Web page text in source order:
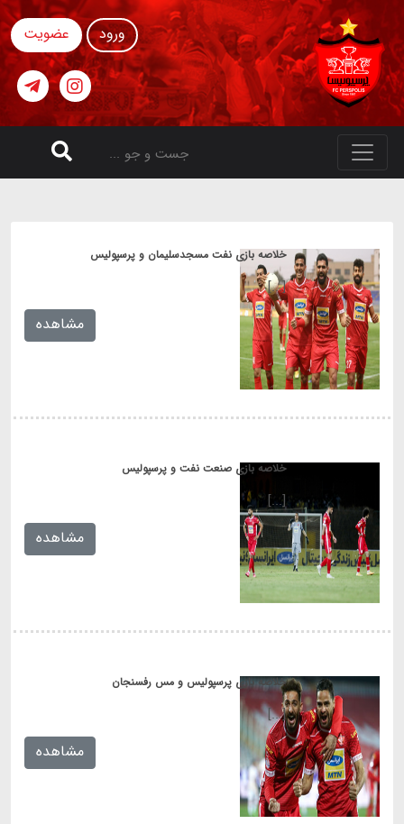
ورود عضویت
خلاصه بازی نفت مسجدسلیمان و پرسپولیس
[...]
مشاهده
خلاصه بازی صنعت نفت و پرسپولیس
[...]
مشاهده
خلاصه بازی پرسپولیس و مس رفسنجان
[...]
مشاهده